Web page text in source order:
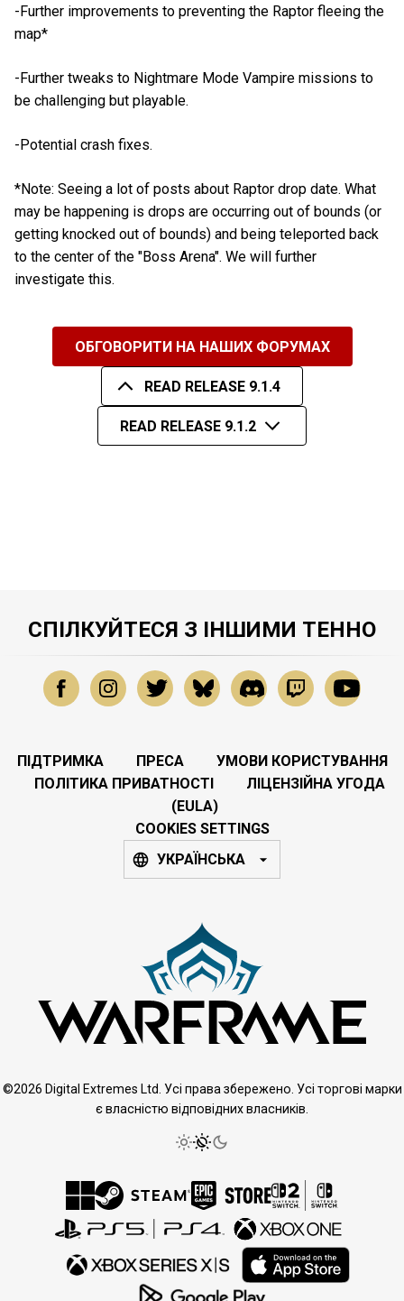
-Further improvements to preventing the Raptor fleeing the
map*
-Further tweaks to Nightmare Mode Vampire missions to
be challenging but playable.
-Potential crash fixes.
*Note: Seeing a lot of posts about Raptor drop date. What
may be happening is drops are occurring out of bounds (or
getting knocked out of bounds) and being teleported back
to the center of the "Boss Arena". We will further
investigate this.
ОБГОВОРИТИ НА НАШИХ ФОРУМАХ
READ RELEASE 9.1.4
READ RELEASE 9.1.2
СПІЛКУЙТЕСЯ З ІНШИМИ ТЕННО
ПІДТРИМКА ПРЕСА
УМОВИ КОРИСТУВАННЯ
ПОЛІТИКА ПРИВАТНОСТІ
ЛІЦЕНЗІЙНА УГОДА
(EULA)
COOKIES SETTINGS
УКРАЇНСЬКА
©2026 Digital Extremes Ltd. Усі права збережено. Усі торгові марки
є власністю відповідних власників.